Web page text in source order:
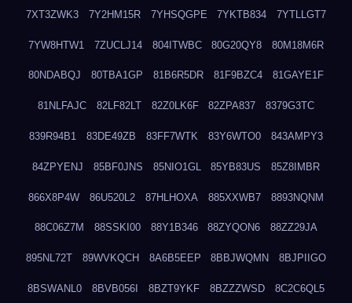
7XT3ZWK3 7Y2HM15R 7YHSQGPE 7YKTB834 7YTLLGT7
7YW8HTW1 7ZUCLJ14 804ITWBC 80G20QY8 80M18M6R
80NDABQJ 80TBA1GP 81B6R5DR 81F9BZC4 81GAYE1F
81NLFAJC 82LF82LT 82Z0LK6F 82ZPA837 8379G3TC
839R94B1 83DE49ZB 83FF7WTK 83Y6WTO0 843AMPY3
84ZPYENJ 85BF0JNS 85NIO1GL 85YB83US 85Z8IMBR
866X8P4W 86U520L2 87HLHOXA 885XXWB7 8893NQNM
88C06Z7M 88SSKI00 88Y1B346 88ZYQON6 88ZZ29JA
895NL72T 89WVKQCH 8A6B5EEP 8BBJWQMN 8BJPIIGO
8BSWANL0 8BVB056I 8BZT9YKF 8BZZZWSD 8C2C6QL5